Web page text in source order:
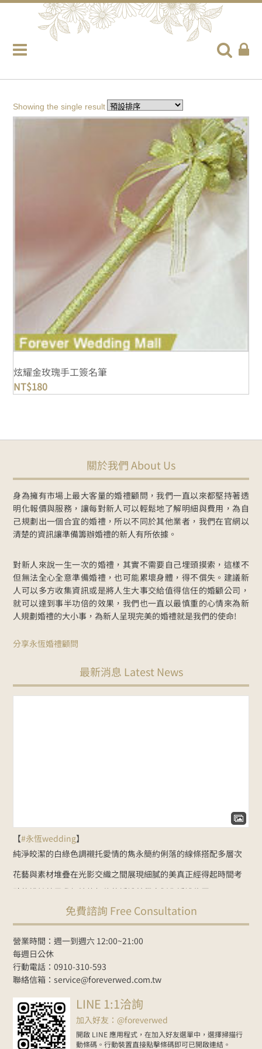
Showing the single result
炫耀金玫瑰手工簽名筆
NT$180
關於我們 About Us
身為擁有市場上最大客量的婚禮顧問，我們一直以來都堅持著透
明化報價與服務，讓每對新人可以輕鬆地了解明細與費用，為自
己規劃出一個合宜的婚禮，所以不同於其他業者，我們在官網以
清楚的資訊讓準備籌辦婚禮的新人有所依據。
對新人來說一生一次的婚禮，其實不需要自己埋頭摸索，這樣不
但無法全心全意準備婚禮，也可能累壞身體，得不償失。建議新
人可以多方收集資訊或是將人生大事交給值得信任的婚顧公司，
就可以達到事半功倍的效果，我們也一直以最慎重的心情來為新
人規劃婚禮的大小事，為新人呈現完美的婚禮就是我們的使命!
分享永恆婚禮顧問
最新消息 Latest News
【#永恆wedding】
純淨皎潔的白綠色調襯托愛情的雋永簡約俐落的線條搭配多層次
花藝與素材堆疊在光影交織之間展現細膩的美真正經得起時間考
驗的設計 就是我們始終相信的婚禮美學 客製化婚禮佈置：
Line諮詢 goo.gl/zbYK49新人預約官網
紀錄 #婚禮樂團
2026-06-01
免費諮詢 Free Consultation
營業時間：週一到週六 12:00~21:00
每週日公休
行動電話：0910-310-593
聯絡信箱：service@foreverwed.com.tw
LINE 1:1洽詢
加入好友：@foreverwed
開啟 LINE 應用程式，在加入好友選單中，選擇掃描行
動條碼。行動裝置直接點擊條碼即可已開啟連結。